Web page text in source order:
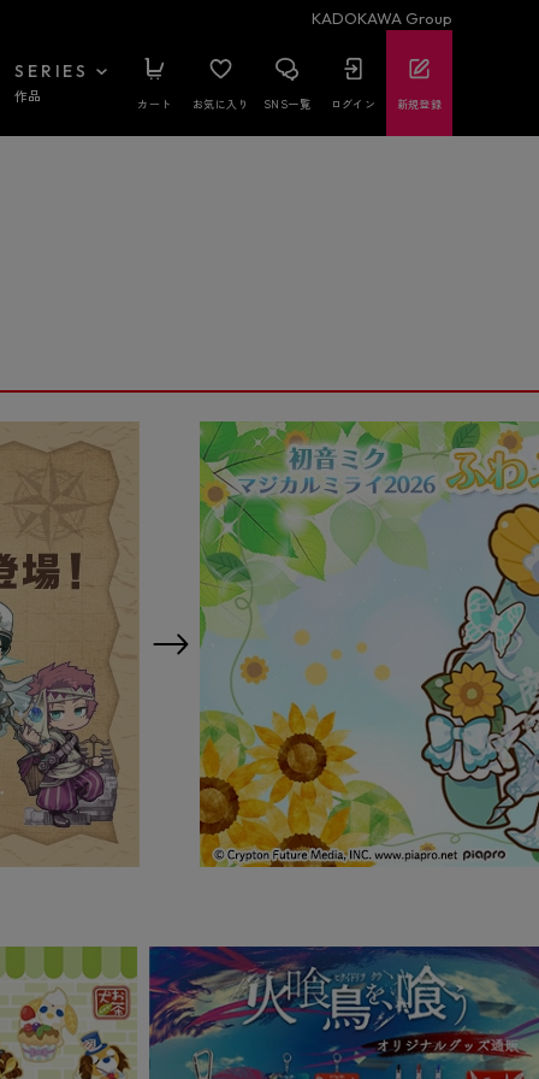
KADOKAWA Group
SERIES
作品 カート お気に入り SNS一覧 ログイン 新規登録